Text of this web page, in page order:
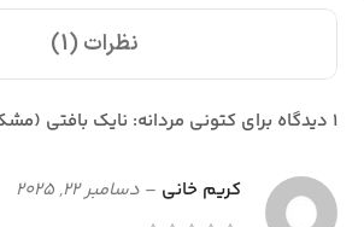
نظرات (1)
1 دیدگاه برای کتونی مردانه: نایک بافتی
کریم خانی – دسامبر 22, 2025